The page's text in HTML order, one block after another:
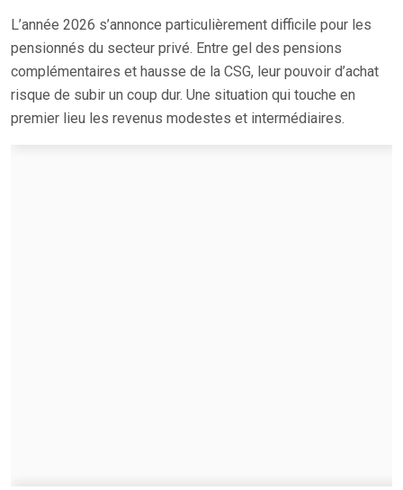
L’année 2026 s’annonce particulièrement difficile pour les
pensionnés du secteur privé. Entre gel des pensions
complémentaires et hausse de la CSG, leur pouvoir d’achat
risque de subir un coup dur. Une situation qui touche en
premier lieu les revenus modestes et intermédiaires.